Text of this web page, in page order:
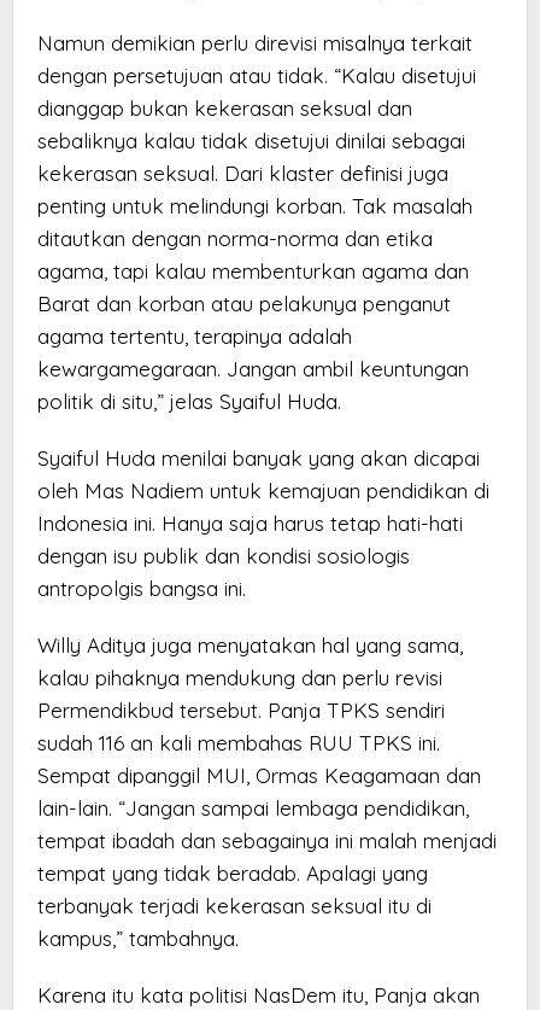
Namun demikian perlu direvisi misalnya terkait
dengan persetujuan atau tidak. “Kalau disetujui
dianggap bukan kekerasan seksual dan
sebaliknya kalau tidak disetujui dinilai sebagai
kekerasan seksual. Dari klaster definisi juga
penting untuk melindungi korban. Tak masalah
ditautkan dengan norma-norma dan etika
agama, tapi kalau membenturkan agama dan
Barat dan korban atau pelakunya penganut
agama tertentu, terapinya adalah
kewargamegaraan. Jangan ambil keuntungan
politik di situ,” jelas Syaiful Huda.
Syaiful Huda menilai banyak yang akan dicapai
oleh Mas Nadiem untuk kemajuan pendidikan di
Indonesia ini. Hanya saja harus tetap hati-hati
dengan isu publik dan kondisi sosiologis
antropolgis bangsa ini.
Willy Aditya juga menyatakan hal yang sama,
kalau pihaknya mendukung dan perlu revisi
Permendikbud tersebut. Panja TPKS sendiri
sudah 116 an kali membahas RUU TPKS ini.
Sempat dipanggil MUI, Ormas Keagamaan dan
lain-lain. “Jangan sampai lembaga pendidikan,
tempat ibadah dan sebagainya ini malah menjadi
tempat yang tidak beradab. Apalagi yang
terbanyak terjadi kekerasan seksual itu di
kampus,” tambahnya.
Karena itu kata politisi NasDem itu, Panja akan